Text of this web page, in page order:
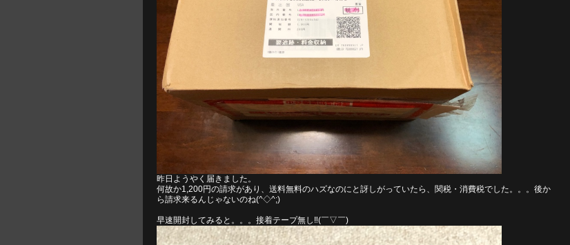
昨日ようやく届きました。
何故か1,200円の請求があり、送料無料のハズなのにと訝しがっていたら、関税・消費税でした。。。後か
ら請求来るんじゃないのね(^◇^;)
早速開封してみると。。。接着テープ無し‼️(￣▽￣)